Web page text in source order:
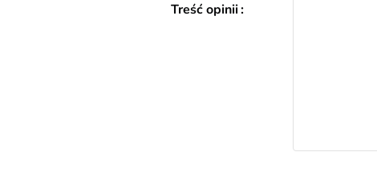
Treść opinii